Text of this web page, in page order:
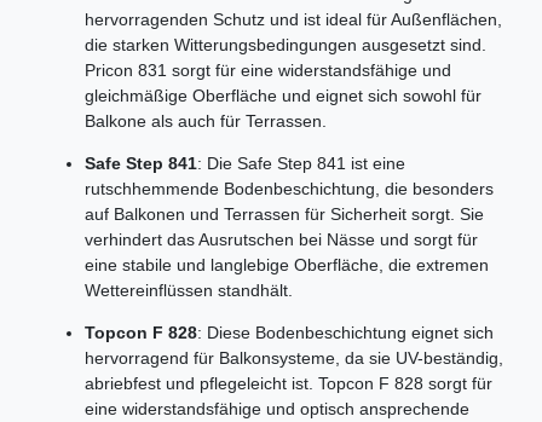
hervorragenden Schutz und ist ideal für Außenflächen,
die starken Witterungsbedingungen ausgesetzt sind.
Pricon 831 sorgt für eine widerstandsfähige und
gleichmäßige Oberfläche und eignet sich sowohl für
Balkone als auch für Terrassen.
Safe Step 841: Die Safe Step 841 ist eine
rutschhemmende Bodenbeschichtung, die besonders
auf Balkonen und Terrassen für Sicherheit sorgt. Sie
verhindert das Ausrutschen bei Nässe und sorgt für
eine stabile und langlebige Oberfläche, die extremen
Wettereinflüssen standhält.
Topcon F 828: Diese Bodenbeschichtung eignet sich
hervorragend für Balkonsysteme, da sie UV-beständig,
abriebfest und pflegeleicht ist. Topcon F 828 sorgt für
eine widerstandsfähige und optisch ansprechende